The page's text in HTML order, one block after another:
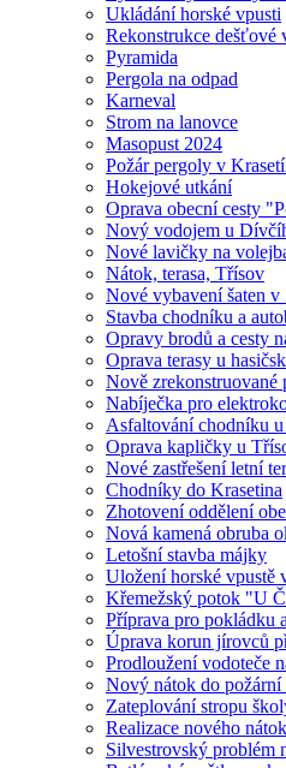
Ukládání horské vpusti
Rekonstrukce dešťové
Pyramida
Pergola na odpad
Karneval
Strom na lanovce
Masopust 2024
Požár pergoly v
Hokejové utkání
Oprava obecní cesty
Nový vodojem u
Nové lavičky na
Nátok, terasa, Třísov
Nové vybavení šaten v
Stavba chodníku a
Opravy brodů a cesty
Oprava terasy u
Nově zrekonstruované
Nabíječka pro
Asfaltování chodníku
Oprava kapličky u
Nové zastřešení letní
Chodníky do Krasetina
Zhotovení oddělení
Nová kamená obruba
Letošní stavba májky
Uložení horské vpustě
Křemežský potok "U
Příprava pro pokládku
Úprava korun jírovců
Prodloužení vodoteče
Nový nátok do požární
Zateplování stropu
Realizace nového
Silvestrovský problém